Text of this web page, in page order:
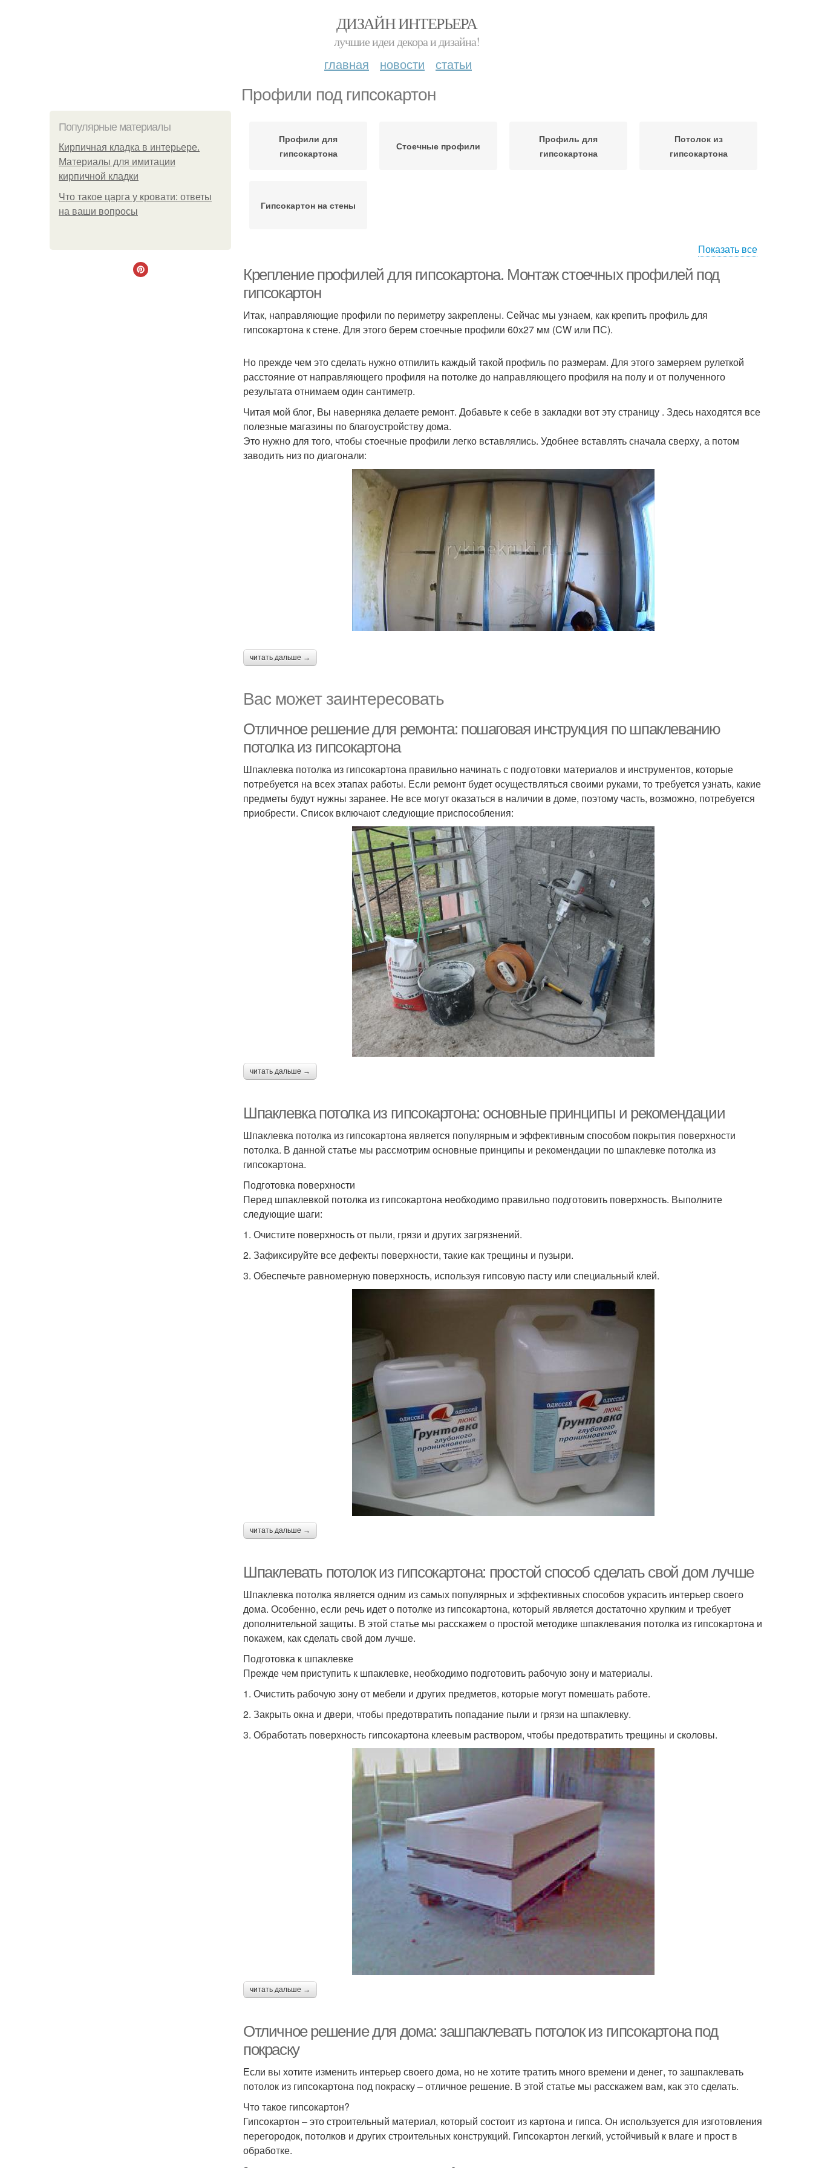
ДИЗАЙН ИНТЕРЬЕРА
лучшие идеи декора и дизайна!
главная новости статьи
Профили под гипсокартон
Популярные материалы
Кирпичная кладка в интерьере.
Материалы для имитации
кирпичной кладки
Что такое царга у кровати: ответы
на ваши вопросы
Профили для
гипсокартона
Стоечные профили
Профиль для
гипсокартона
Потолок из
гипсокартона
Гипсокартон на стены
Показать все
Крепление профилей для гипсокартона. Монтаж стоечных профилей под
гипсокартон
Итак, направляющие профили по периметру закреплены. Сейчас мы узнаем, как крепить профиль для
гипсокартона к стене. Для этого берем стоечные профили 60х27 мм (CW или ПС).
Но прежде чем это сделать нужно отпилить каждый такой профиль по размерам. Для этого замеряем рулеткой
расстояние от направляющего профиля на потолке до направляющего профиля на полу и от полученного
результата отнимаем один сантиметр.
Читая мой блог, Вы наверняка делаете ремонт. Добавьте к себе в закладки вот эту страницу . Здесь находятся все
полезные магазины по благоустройству дома.
Это нужно для того, чтобы стоечные профили легко вставлялись. Удобнее вставлять сначала сверху, а потом
заводить низ по диагонали:
читать дальше →
Вас может заинтересовать
Отличное решение для ремонта: пошаговая инструкция по шпаклеванию
потолка из гипсокартона
Шпаклевка потолка из гипсокартона правильно начинать с подготовки материалов и инструментов, которые
потребуется на всех этапах работы. Если ремонт будет осуществляться своими руками, то требуется узнать, какие
предметы будут нужны заранее. Не все могут оказаться в наличии в доме, поэтому часть, возможно, потребуется
приобрести. Список включают следующие приспособления:
читать дальше →
Шпаклевка потолка из гипсокартона: основные принципы и рекомендации
Шпаклевка потолка из гипсокартона является популярным и эффективным способом покрытия поверхности
потолка. В данной статье мы рассмотрим основные принципы и рекомендации по шпаклевке потолка из
гипсокартона.
Подготовка поверхности
Перед шпаклевкой потолка из гипсокартона необходимо правильно подготовить поверхность. Выполните
следующие шаги:
1. Очистите поверхность от пыли, грязи и других загрязнений.
2. Зафиксируйте все дефекты поверхности, такие как трещины и пузыри.
3. Обеспечьте равномерную поверхность, используя гипсовую пасту или специальный клей.
читать дальше →
Шпаклевать потолок из гипсокартона: простой способ сделать свой дом лучше
Шпаклевка потолка является одним из самых популярных и эффективных способов украсить интерьер своего
дома. Особенно, если речь идет о потолке из гипсокартона, который является достаточно хрупким и требует
дополнительной защиты. В этой статье мы расскажем о простой методике шпаклевания потолка из гипсокартона и
покажем, как сделать свой дом лучше.
Подготовка к шпаклевке
Прежде чем приступить к шпаклевке, необходимо подготовить рабочую зону и материалы.
1. Очистить рабочую зону от мебели и других предметов, которые могут помешать работе.
2. Закрыть окна и двери, чтобы предотвратить попадание пыли и грязи на шпаклевку.
3. Обработать поверхность гипсокартона клеевым раствором, чтобы предотвратить трещины и сколовы.
читать дальше →
Отличное решение для дома: зашпаклевать потолок из гипсокартона под
покраску
Если вы хотите изменить интерьер своего дома, но не хотите тратить много времени и денег, то зашпаклевать
потолок из гипсокартона под покраску – отличное решение. В этой статье мы расскажем вам, как это сделать.
Что такое гипсокартон?
Гипсокартон – это строительный материал, который состоит из картона и гипса. Он используется для изготовления
перегородок, потолков и других строительных конструкций. Гипсокартон легкий, устойчивый к влаге и прост в
обработке.